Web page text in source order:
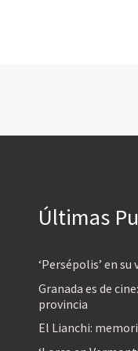
Últimas
‘Persépolis’ en
Granada es de
provincia
El Lianchi: